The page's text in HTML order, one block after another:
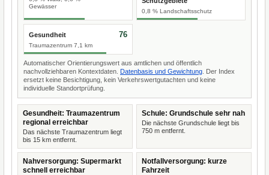
Gewässer
0,8 % Landschaftsschutz
Gesundheit
Traumazentrum 7,1 km
76
Automatischer Orientierungswert aus amtlichen und öffentlich
nachvollziehbaren Kontextdaten. Datenbasis und Gewichtung . Der Index
ersetzt keine Besichtigung, kein Verkehrswertgutachten und keine
individuelle Standortprüfung.
Gesundheit: Traumazentrum
regional erreichbar
Das nächste Traumazentrum liegt
bis 15 km entfernt.
Schule: Grundschule sehr nah
Die nächste Grundschule liegt bis
750 m entfernt.
Nahversorgung: Supermarkt
schnell erreichbar
Notfallversorgung: kurze
Fahrzeit